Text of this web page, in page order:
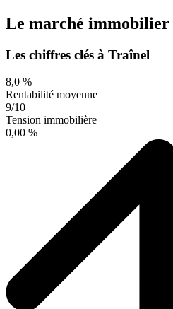
Le marché immobilier
Les chiffres clés à Traînel
8,0 %
Rentabilité moyenne
9/10
Tension immobilière
0,00 %